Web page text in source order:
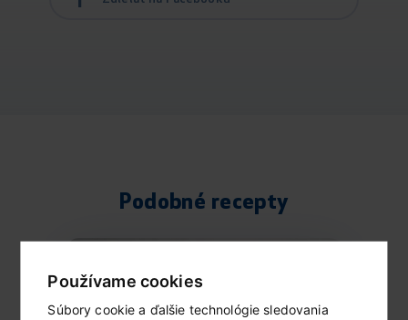
Používame cookies
Súbory cookie a ďalšie technológie sledovania
Podobné recepty